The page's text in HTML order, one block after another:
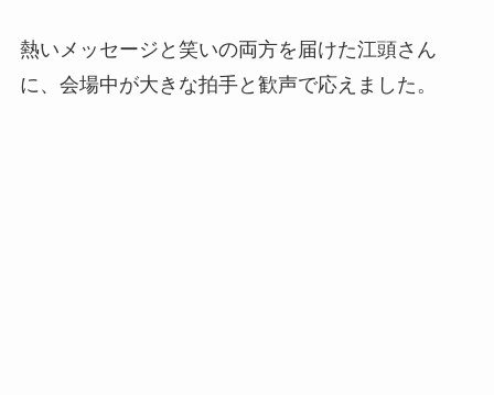
熱いメッセージと笑いの両方を届けた江頭さん
に、会場中が大きな拍手と歓声で応えました。